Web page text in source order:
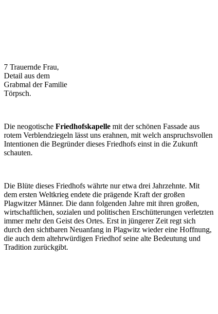
7 Trauernde Frau,
Detail aus dem
Grabmal der Familie
Törpsch.
Die neogotische Friedhofskapelle mit der schönen Fassade aus
rotem Verblendziegeln lässt uns erahnen, mit welch anspruchsvollen
Intentionen die Begründer dieses Friedhofs einst in die Zukunft
schauten.
Die Blüte dieses Friedhofs währte nur etwa drei Jahrzehnte. Mit
dem ersten Weltkrieg endete die prägende Kraft der großen
Plagwitzer Männer. Die dann folgenden Jahre mit ihren großen,
wirtschaftlichen, sozialen und politischen Erschütterungen verletzten
immer mehr den Geist des Ortes. Erst in jüngerer Zeit regt sich
durch den sichtbaren Neuanfang in Plagwitz wieder eine Hoffnung,
die auch dem altehrwürdigen Friedhof seine alte Bedeutung und
Tradition zurückgibt.